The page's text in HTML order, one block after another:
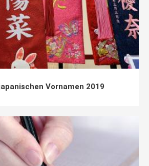
Vornamen 2019